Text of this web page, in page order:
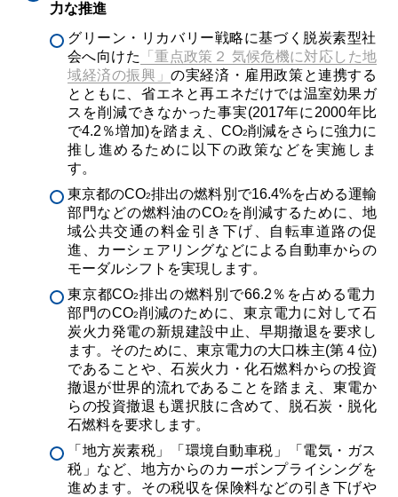
力な推進
グリーン・リカバリー戦略に基づく脱炭素型社
会へ向けた
「重点政策２ 気候危機に対応した地
域経済の振興」の実経済・雇用政策と連携する
とともに、省エネと再エネだけでは温室効果ガ
スを削減できなかった事実(2017年に2000年比
で4.2％増加)を踏まえ、CO2削減をさらに強力に
推し進めるために以下の政策などを実施しま
す。
東京都のCO2排出の燃料別で16.4%を占める運輸
部門などの燃料油のCO2 を削減するために、地
域公共交通の料金引き下げ、自転車道路の促
進、カーシェアリングなどによる自動車からの
モーダルシフトを実現します。
東京都CO2排出の燃料別で66.2％を占める電力
部門のCO2削減のために、東京電力に対して石
炭火力発電の新規建設中止、早期撤退を要求し
ます。そのために、東京電力の大口株主(第４位)
であることや、石炭火力・化石燃料からの投資
撤退が世界的流れであることを踏まえ、東電か
らの投資撤退も選択肢に含めて、脱石炭・脱化
石燃料を要求します。
「地方炭素税」「環境自動車税」「電気・ガス
税」など、地方からのカーボンプライシングを
進めます。その税収を保険料などの引き下げや